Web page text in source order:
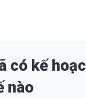
có kế
nào